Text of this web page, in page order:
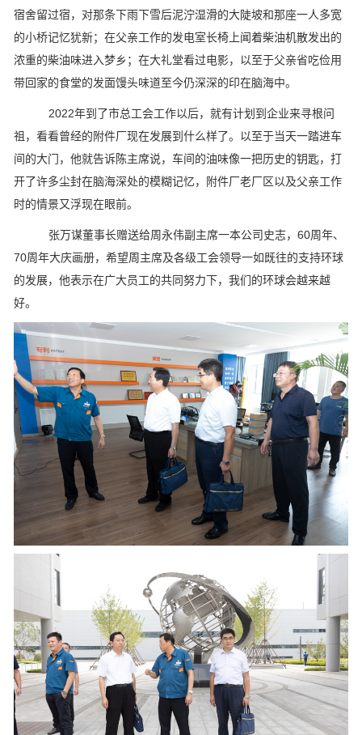
宿舍留过宿，对那条下雨下雪后泥泞湿滑的大陡坡和那座一人多宽
的小桥记忆犹新；在父亲工作的发电室长椅上闻着柴油机散发出的
浓重的柴油味进入梦乡；在大礼堂看过电影，以至于父亲省吃俭用
带回家的食堂的发面馒头味道至今仍深深的印在脑海中。
2022年到了市总工会工作以后，就有计划到企业来寻根问
祖，看看曾经的附件厂现在发展到什么样了。以至于当天一踏进车
间的大门，他就告诉陈主席说，车间的油味像一把历史的钥匙，打
开了许多尘封在脑海深处的模糊记忆，附件厂老厂区以及父亲工作
时的情景又浮现在眼前。
张万谋董事长赠送给周永伟副主席一本公司史志，60周年、
70周年大庆画册，希望周主席及各级工会领导一如既往的支持环球
的发展，他表示在广大员工的共同努力下，我们的环球会越来越
好。